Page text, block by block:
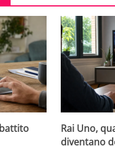
Rai Uno,
diventano